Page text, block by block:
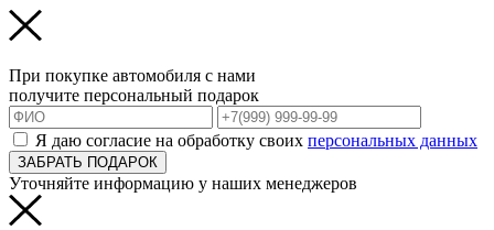
При покупке автомобиля с нами
получите персональный подарок
Я даю согласие на обработку своих персональных данных
ЗАБРАТЬ ПОДАРОК
Уточняйте информацию у наших менеджеров